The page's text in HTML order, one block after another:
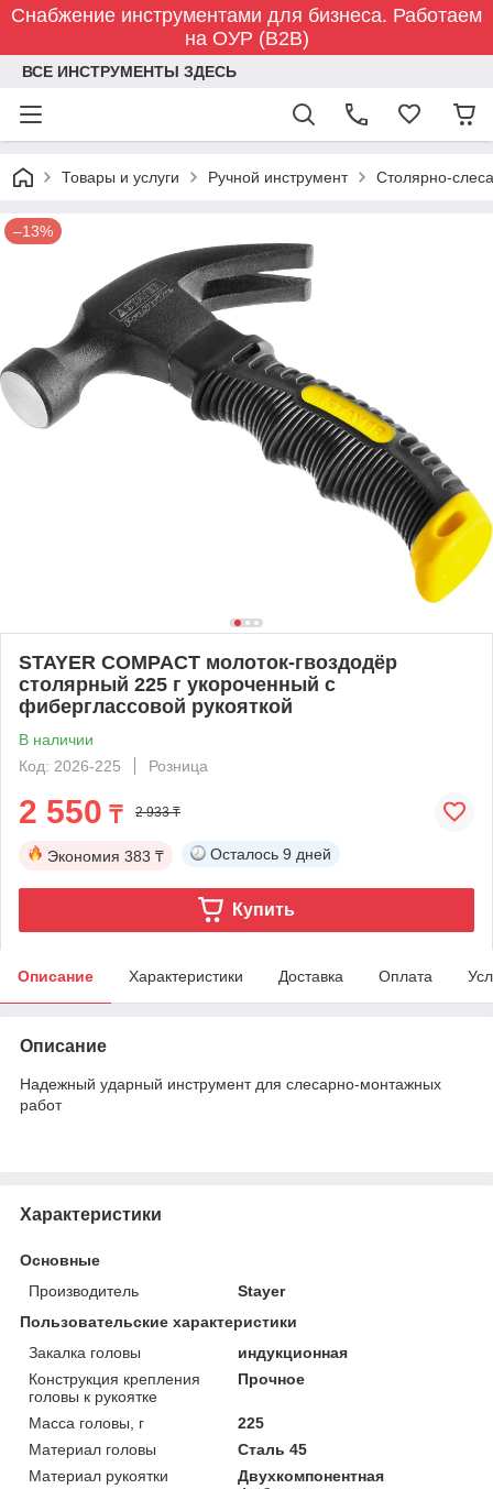
Снабжение инструментами для бизнеса. Работаем
на ОУР (B2B)
ВСЕ ИНСТРУМЕНТЫ ЗДЕСЬ
Товары и услуги Ручной инструмент Столярно-
–13%
STAYER COMPACT молоток-гвоздодёр
столярный 225 г укороченный с
фиберглассовой рукояткой
В наличии
Код: 2026-225
Розница
2 550 ₸ 2 933 ₸
Экономия 383 ₸ Осталось 9 дней
Купить
Описание Характеристики Доставка Оплата
Описание
Надежный ударный инструмент для слесарно-монтажных
работ
Характеристики
Основные
Производитель
Stayer
Пользовательские характеристики
Закалка головы
индукционная
Конструкция крепления
головы к рукоятке
Прочное
Масса головы, г
225
Материал головы
Сталь 45
Материал рукоятки
Двухкомпонентная